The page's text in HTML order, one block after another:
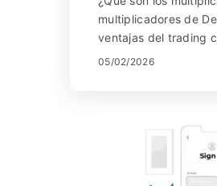
multiplicadores de
ventajas del trading
con el riesgo limitado
05/02/2026